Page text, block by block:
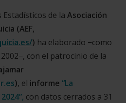
Estadísticos de la Asociación
(AEF,
) ha elaborado −como
con el patrocinio de la
), el informe “La
con datos cerrados a 31